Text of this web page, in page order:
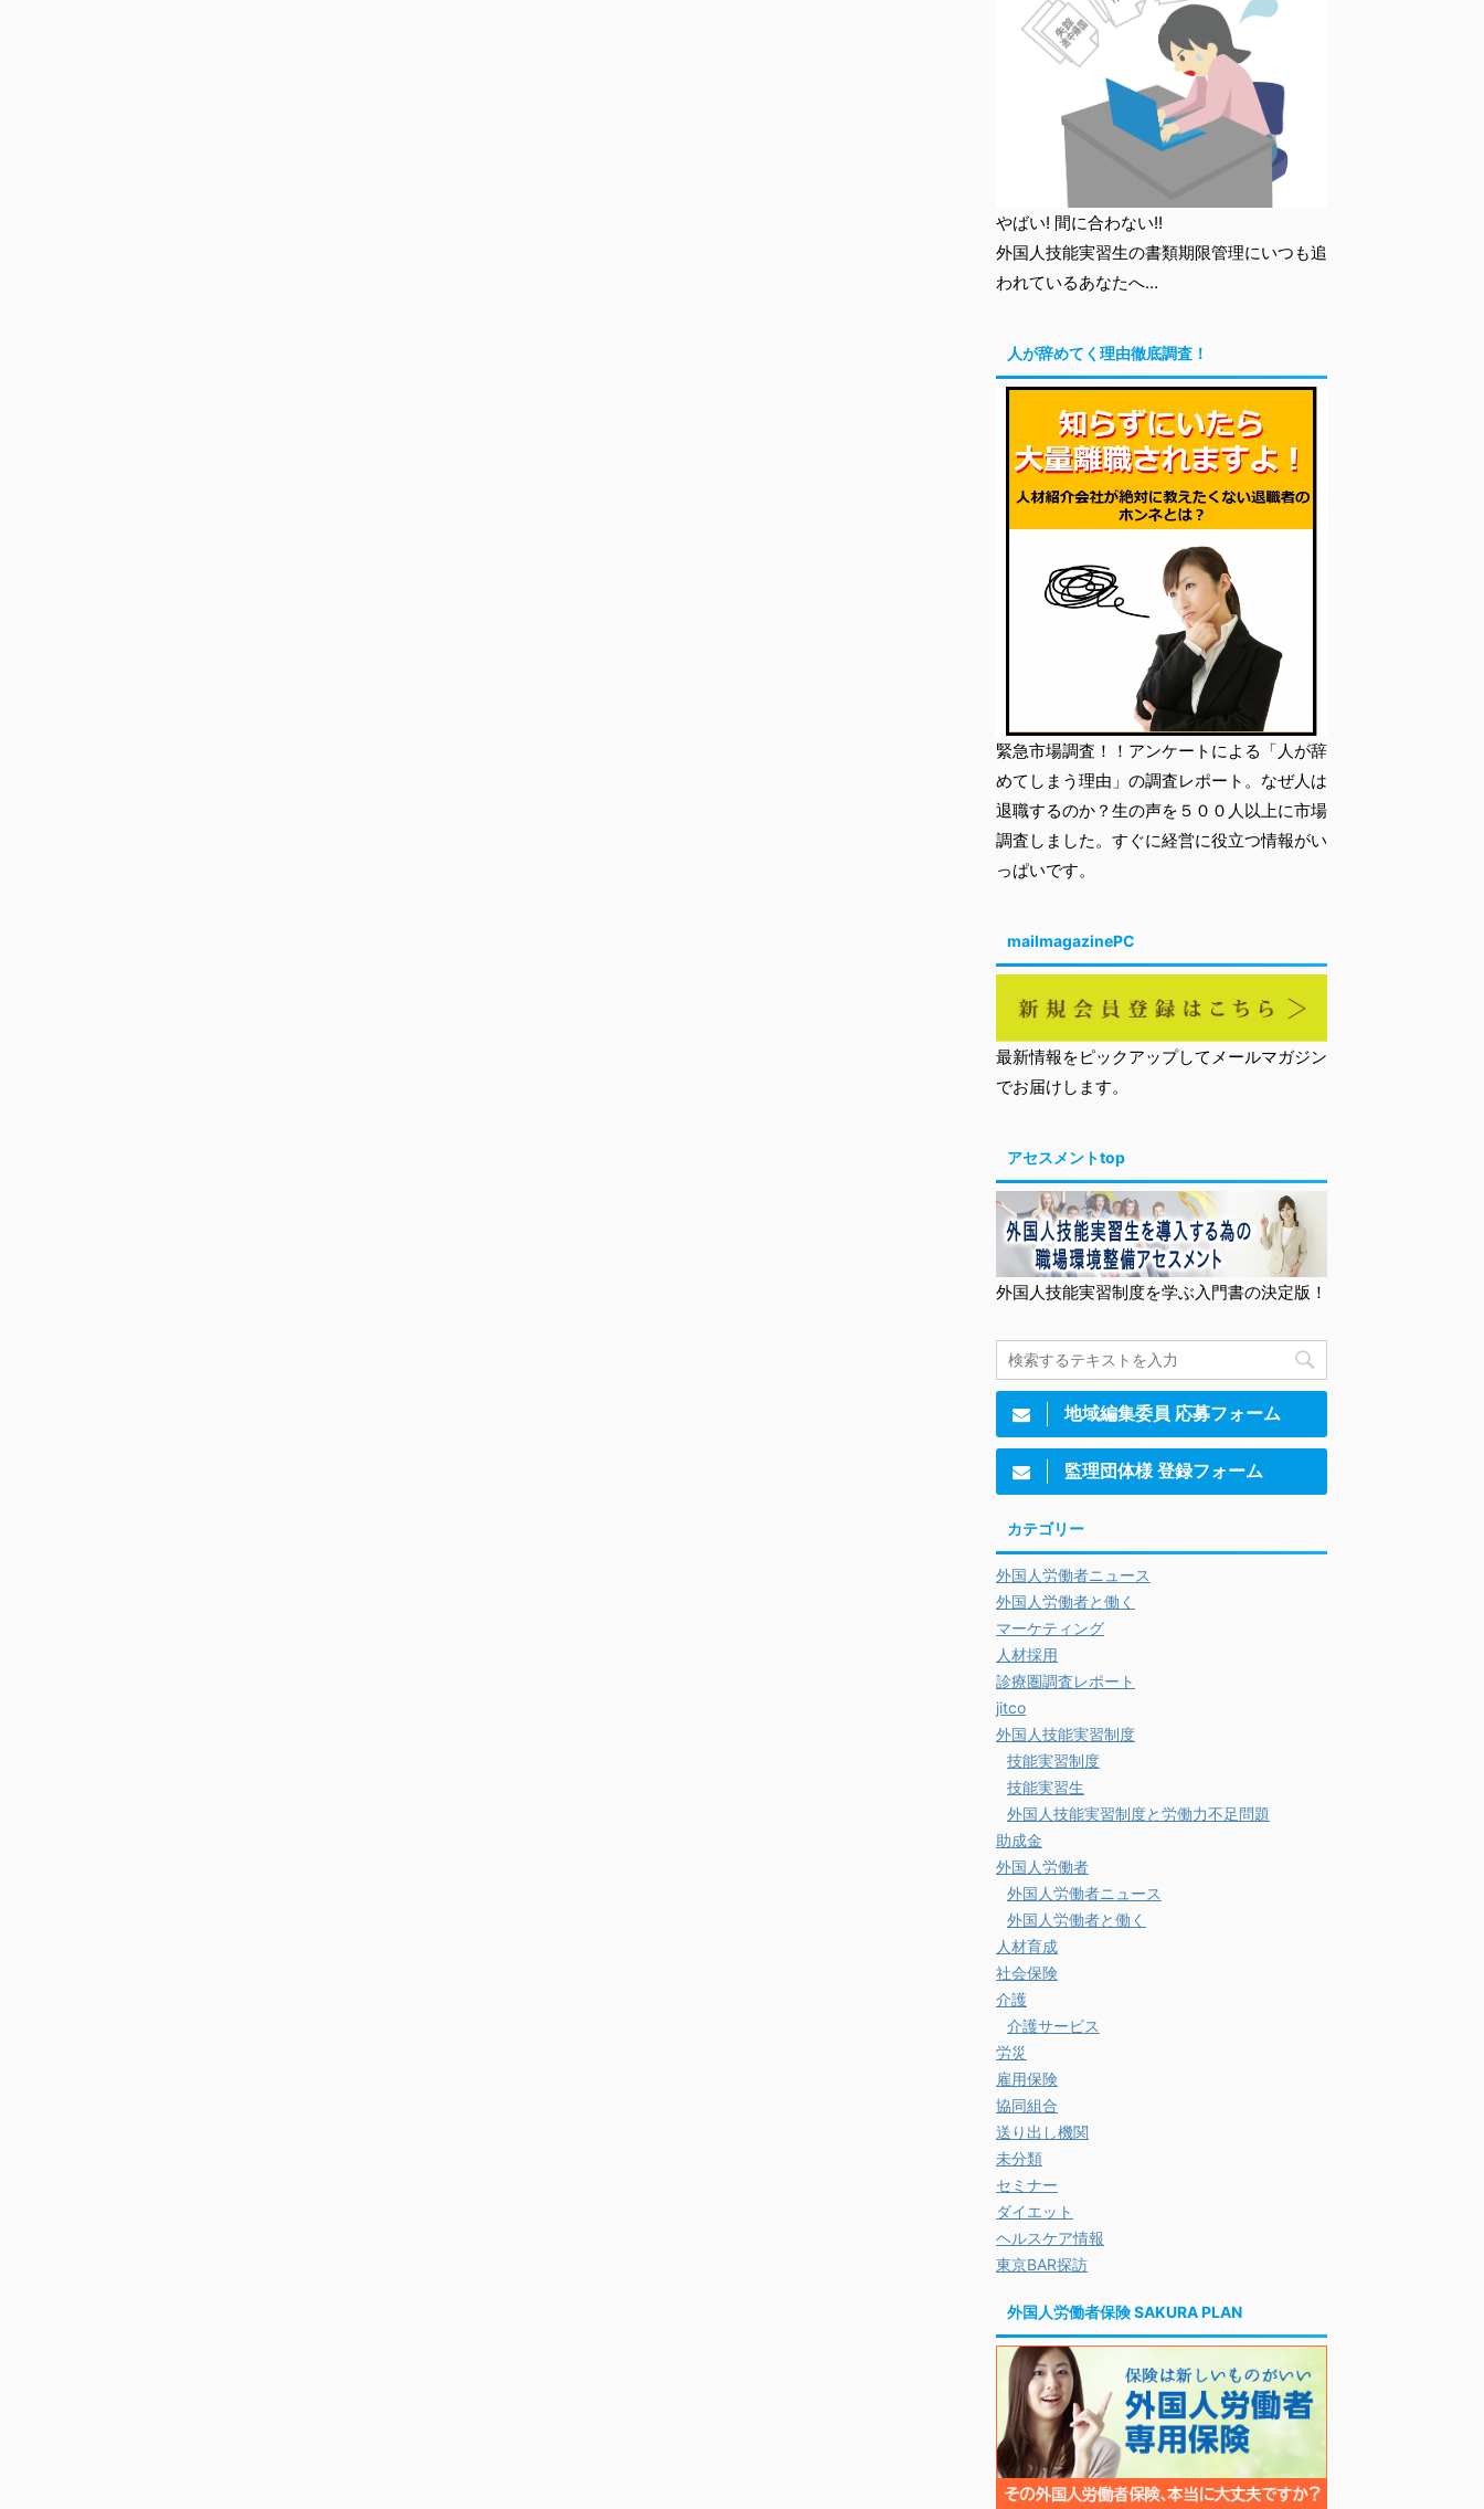
やばい! 間に合わない!!
外国人技能実習生の書類期限管理にいつも追
われているあなたへ…
人が辞めてく理由徹底調査！
緊急市場調査！！アンケートによる「人が辞
めてしまう理由」の調査レポート。なぜ人は
退職するのか？生の声を５００人以上に市場
調査しました。すぐに経営に役立つ情報がい
っぱいです。
mailmagazinePC
最新情報をピックアップしてメールマガジン
でお届けします。
アセスメントtop
外国人技能実習制度を学ぶ入門書の決定版！
地域編集委員 応募フォーム
監理団体様 登録フォーム
カテゴリー
外国人労働者ニュース
外国人労働者と働く
マーケティング
人材採用
診療圏調査レポート
jitco
外国人技能実習制度
技能実習制度
技能実習生
外国人技能実習制度と労働力不足問題
助成金
外国人労働者
外国人労働者ニュース
外国人労働者と働く
人材育成
社会保険
介護
介護サービス
労災
雇用保険
協同組合
送り出し機関
未分類
セミナー
ダイエット
ヘルスケア情報
東京BAR探訪
外国人労働者保険 SAKURA PLAN